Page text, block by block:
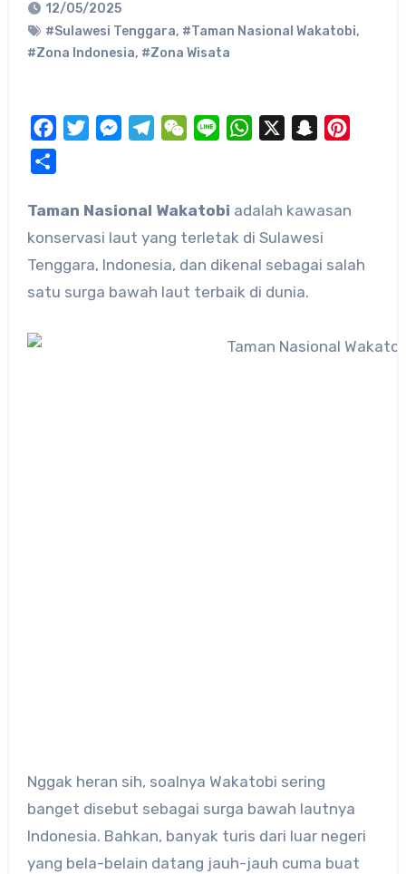
12/05/2025
#Sulawesi Tenggara, #Taman Nasional Wakatobi,
#Zona Indonesia, #Zona Wisata
FacebookTwitterMessengerTelegramWeChat
Line WhatsApp Snapchat
Taman Nasional Wakatobi adalah kawasan
konservasi laut yang terletak di Sulawesi
Tenggara, Indonesia, dan dikenal sebagai salah
satu surga bawah laut terbaik di dunia.
Nggak heran sih, soalnya Wakatobi sering
banget disebut sebagai surga bawah lautnya
Indonesia. Bahkan, banyak turis dari luar negeri
yang bela-belain datang jauh-jauh cuma buat